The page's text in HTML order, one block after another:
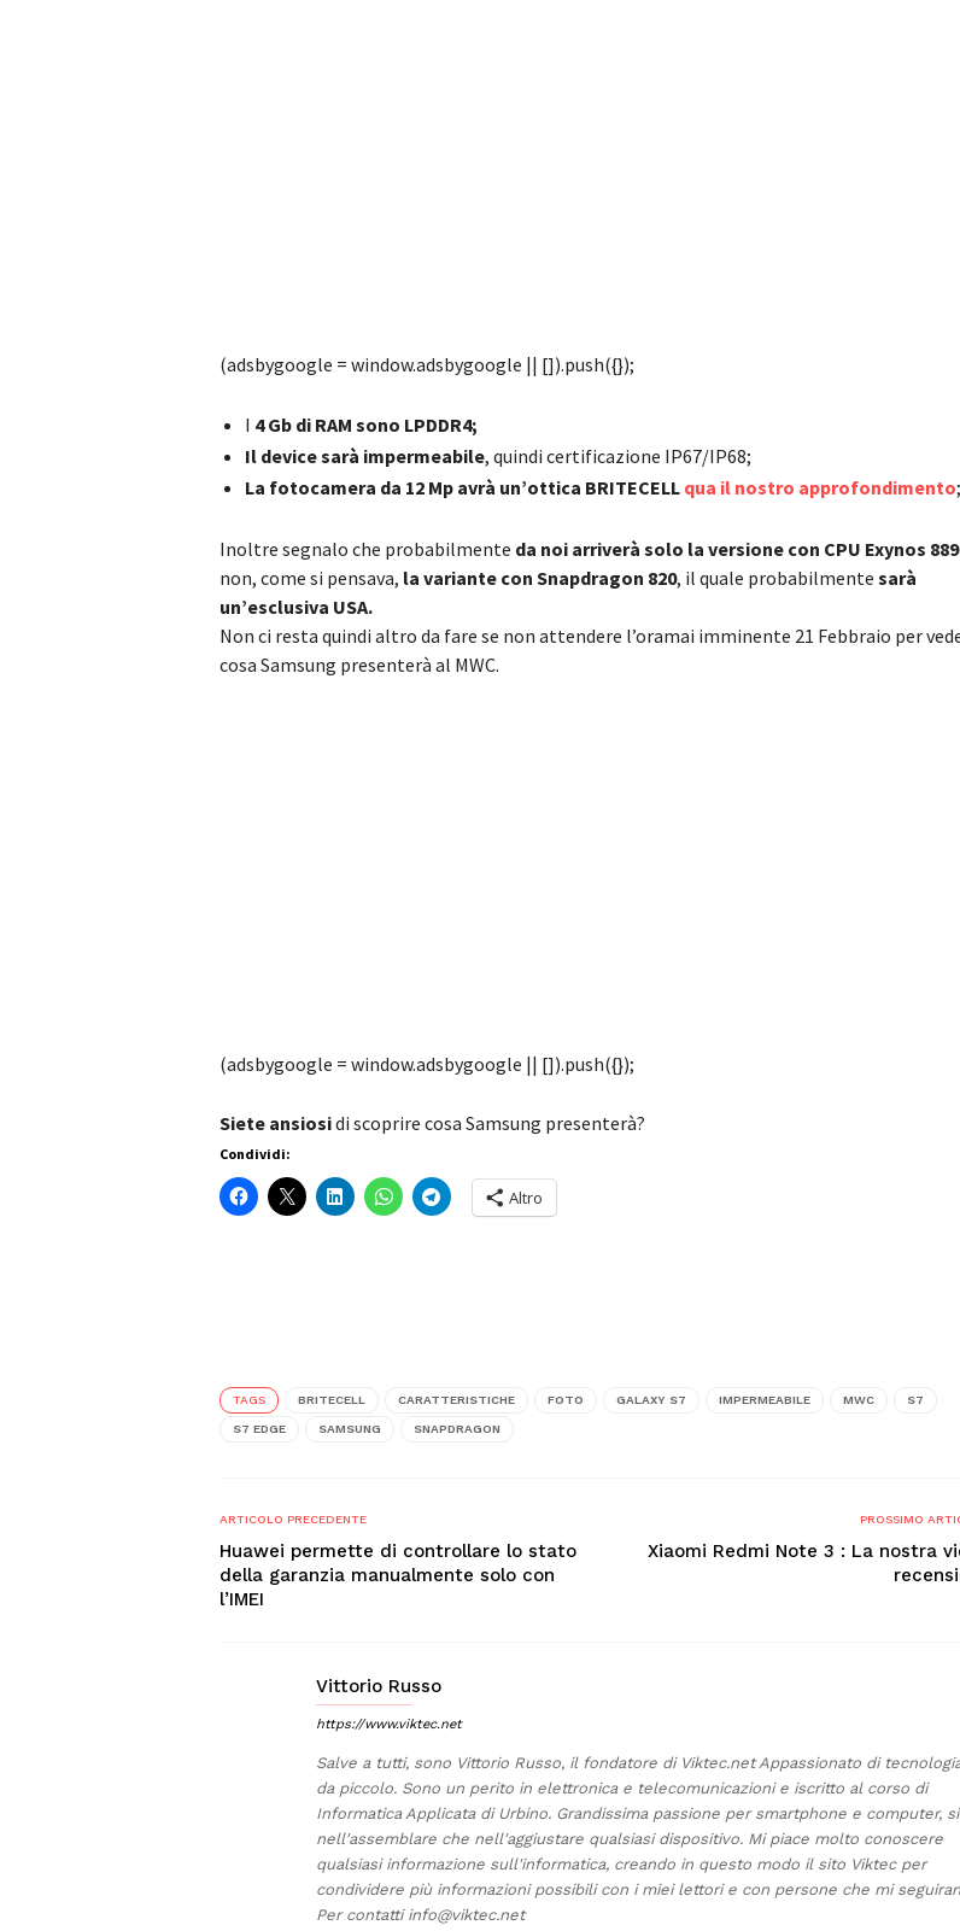
(adsbygoogle = window.adsbygoogle || []).push({});
I 4 Gb di RAM sono LPDDR4;
Il device sarà impermeabile, quindi certificazione IP67/IP68;
La fotocamera da 12 Mp avrà un’ottica BRITECELL qua il nostro approfondimento;
Inoltre segnalo che probabilmente da noi arriverà solo la versione con CPU Exynos
non, come si pensava, la variante con Snapdragon 820, il quale probabilmente sarà
un’esclusiva USA.
Non ci resta quindi altro da fare se non attendere l’oramai imminente 21 Febbraio per
cosa Samsung presenterà al MWC.
(adsbygoogle = window.adsbygoogle || []).push({});
Siete ansiosidi scoprire cosa Samsung presenterà?
Condividi:
Altro
TAGS BRITECELL CARATTERISTICHE FOTO GALAXY S7 IMPERMEABILE MWC S7
S7 EDGE SAMSUNG SNAPDRAGON
ARTICOLO PRECEDENTE
Huawei permette di controllare lo stato
della garanzia manualmente solo con
l’IMEI
PROSSIMO
Xiaomi Redmi Note 3 : La nostra
Vittorio Russo
https://www.viktec.net
Salve a tutti, sono Vittorio Russo, il fondatore di Viktec.net Appassionato di
da piccolo. Sono un perito in elettronica e telecomunicazioni e iscritto al corso di
Informatica Applicata di Urbino. Grandissima passione per smartphone e computer,
nell'assemblare che nell'aggiustare qualsiasi dispositivo. Mi piace molto conoscere
qualsiasi informazione sull'informatica, creando in questo modo il sito Viktec per
condividere più informazioni possibili con i miei lettori e con persone che mi
Per contatti info@viktec.net